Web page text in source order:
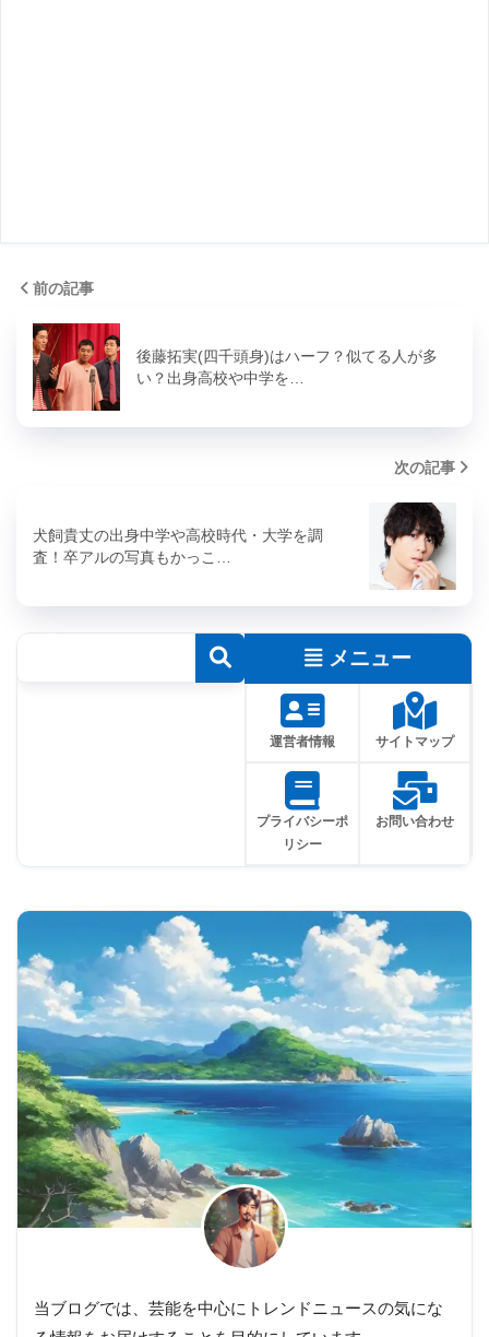
前の記事
後藤拓実(四千頭身)はハーフ？似てる人が多
い？出身高校や中学を…
次の記事
犬飼貴丈の出身中学や高校時代・大学を調
査！卒アルの写真もかっこ…
メニュー
運営者情報 サイトマップ
プライバシーポ
リシー
お問い合わせ
当ブログでは、芸能を中心にトレンドニュースの気にな